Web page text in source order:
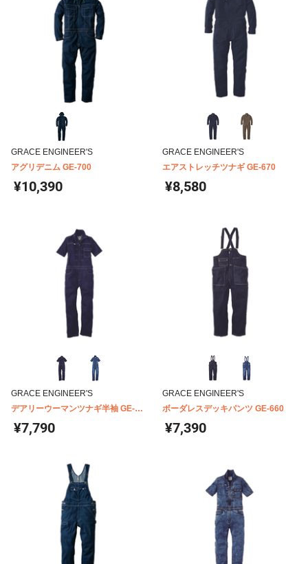
GRACE ENGINEER'S
アグリデニム GE-700
¥10,390
GRACE ENGINEER'S
エアストレッチツナギ GE-670
¥8,580
GRACE ENGINEER'S
デアリーウーマンツナギ半袖 GE-
655
¥7,790
GRACE ENGINEER'S
ボーダレスデッキパンツ GE-660
¥7,390